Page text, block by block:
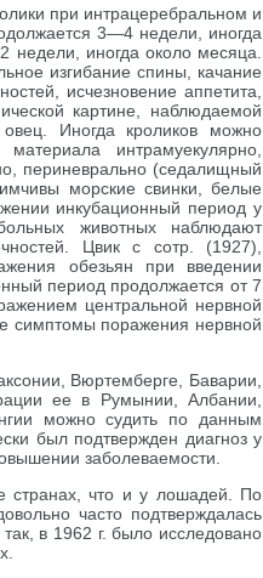
при интрацеребральном и
3—4 недели, иногда
иногда около месяца.
изгибание спины, качание
исчезновение аппетита,
картине, наблюдаемой
Иногда кроликов можно
интрамуекулярно,
периневрально (седалищный
морские свинки, белые
инкубационный период у
животных наблюдают
Цвик с сотр. (1927),
обезьян при введении
период продолжается от 7
центральной нервной
симптомы поражения нервной
Вюртемберге, Баварии,
ее в Румынии, Албании,
можно судить по данным
был подтвержден диагноз у
заболеваемости.
странах, что и у лошадей. По
часто подтверждалась
в 1962 г. было исследовано